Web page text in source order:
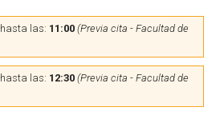
hasta las: 11:00 (Previa cita - Facultad de
hasta las: 12:30 (Previa cita - Facultad de